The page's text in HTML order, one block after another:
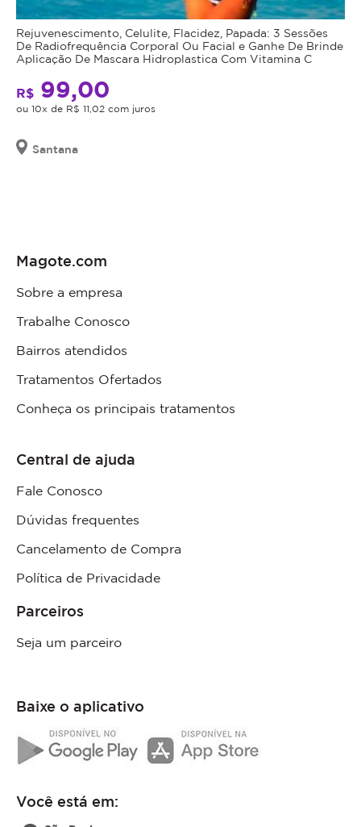
Rejuvenescimento, Celulite, Flacidez, Papada: 3 Sessões
De Radiofrequência Corporal Ou Facial e Ganhe De Brinde
Aplicação De Mascara Hidroplastica Com Vitamina C
R$ 99,00
ou 10x de R$ 11,02 com juros
Santana
Magote.com
Sobre a empresa
Trabalhe Conosco
Bairros atendidos
Tratamentos Ofertados
Conheça os principais tratamentos
Central de ajuda
Fale Conosco
Dúvidas frequentes
Cancelamento de Compra
Política de Privacidade
Parceiros
Seja um parceiro
Baixe o aplicativo
Você está em: